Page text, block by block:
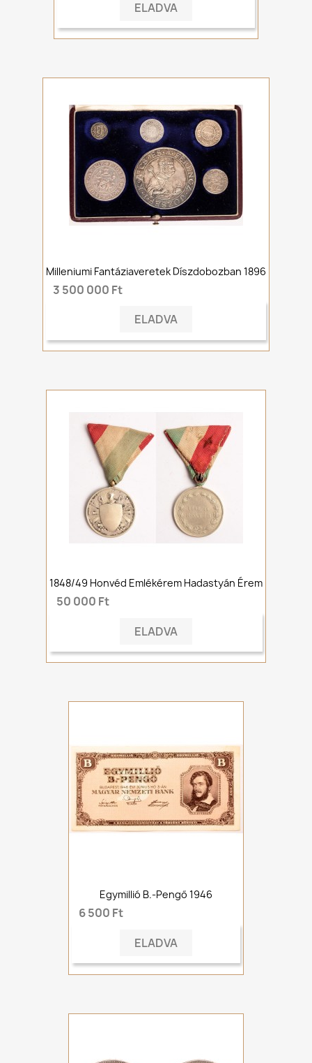
ELADVA
Milleniumi Fantáziaveretek Díszdobozban 1896
3 500 000 Ft
ELADVA
1848/49 Honvéd Emlékérem Hadastyán Érem
50 000 Ft
ELADVA
Egymillió B.-Pengő 1946
6 500 Ft
ELADVA